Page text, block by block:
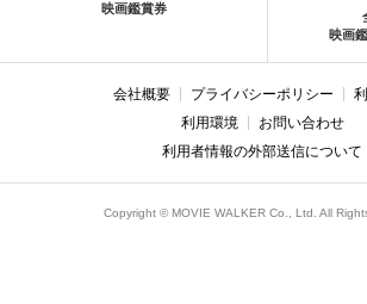
映画鑑賞券
映画
会社概要 プライバシーポリシー
利用環境
お問い合わせ
利用者情報の外部送信について
Copyright © MOVIE WALKER Co., Ltd. All